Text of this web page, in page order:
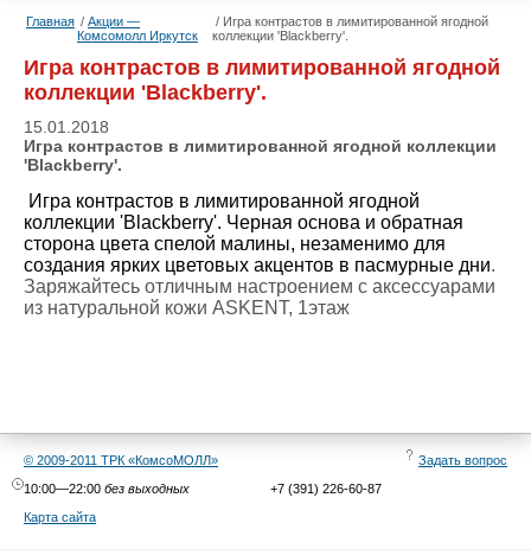
Главная
Акции —
Комсомолл Иркутск
Игра контрастов в лимитированной ягодной
коллекции 'Blackberry'.
Игра контрастов в лимитированной ягодной
коллекции 'Blackberry'.
15.01.2018
Игра контрастов в лимитированной ягодной коллекции
'Blackberry'.
Игра контрастов в лимитированной ягодной
коллекции 'Blackberry'. Черная основа и обратная
сторона цвета спелой малины, незаменимо для
создания ярких цветовых акцентов в пасмурные дни.
Заряжайтесь отличным настроением с аксессуарами
из натуральной кожи ASKENT, 1этаж
© 2009-2011 ТРК «КомсоМОЛЛ»
Задать вопрос
10:00—22:00 без выходных
+7 (391) 226-60-87
Карта сайта